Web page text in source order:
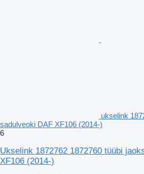
ukselink
sadulveoki DAF XF106 (2014-)
6
Ukselink 1872762 1872760 tüübi
XF106 (2014-)